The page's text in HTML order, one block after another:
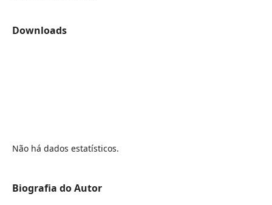
Downloads
Não há dados estatísticos.
Biografia do Autor